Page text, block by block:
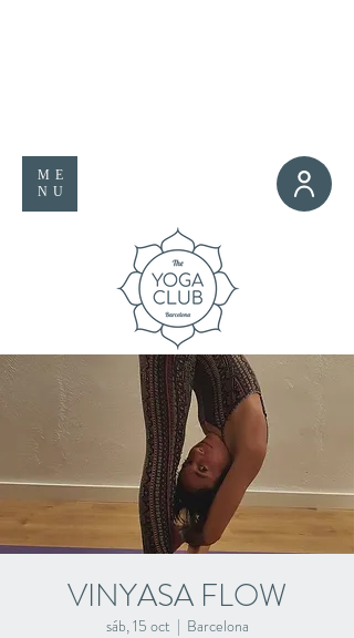
ME
NU
VINYASA FLOW
sáb, 15 oct
  |
Barcelona